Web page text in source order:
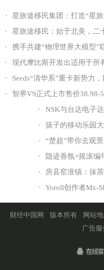
·
星旅途移民集团：打造“星
·
星旅途移民：始于北美，二
·
携手共建“物理世界大模型”
·
现代摩比斯开发出适用于所
·
Seeds“清华系”重卡新势力
·
智界V9正式上市售价38.98-
·
NSK与台达电子
·
孩子的移动乐园
·
“楚超”带你去观
·
隐迹香氛×摇滚编
·
房县窑淮镇：抹
·
Yoroll创作者Mx-
财经中国网 版本所有 网站地
广告服